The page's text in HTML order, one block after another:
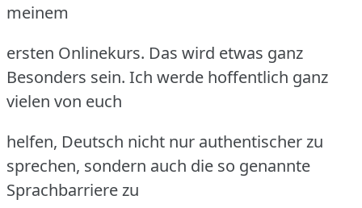
meinem
ersten Onlinekurs. Das wird etwas ganz
Besonders sein. Ich werde hoffentlich ganz
vielen von euch
helfen, Deutsch nicht nur authentischer zu
sprechen, sondern auch die so genannte
Sprachbarriere zu